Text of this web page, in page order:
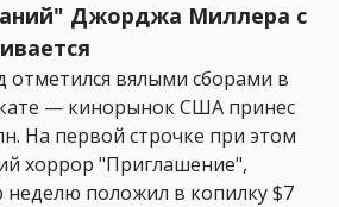
Джорджа Миллера с
вялыми сборами в
— кинорынок США принес
На первой строчке при этом
хоррор "Приглашение",
положил в копилку $7